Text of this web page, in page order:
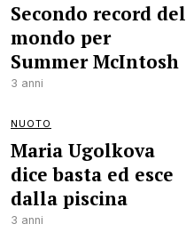
Secondo record del
mondo per
Summer McIntosh
3 anni
NUOTO
Maria Ugolkova
dice basta ed esce
dalla piscina
3 anni